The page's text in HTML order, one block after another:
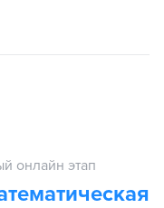
онлайн этап